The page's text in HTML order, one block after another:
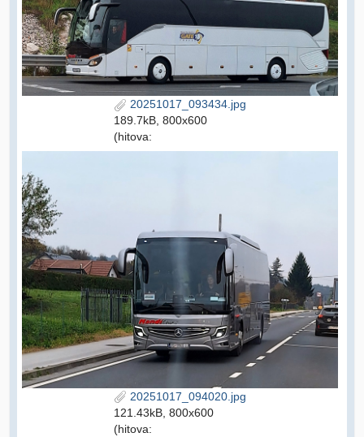
20251017_093434.jpg
189.7kB, 800x600
(hitova:
20251017_094020.jpg
121.43kB, 800x600
(hitova: